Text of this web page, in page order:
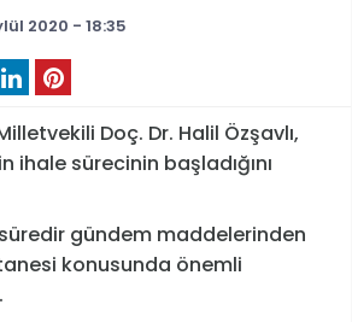
2020 - 18:35
Doç. Dr. Halil Özşavlı,
ihale sürecinin başladığını
gündem maddelerinden
konusunda önemli